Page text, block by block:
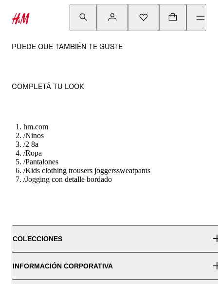
PUEDE QUE TAMBIÉN TE GUSTE
COMPLETÁ TU LOOK
hm.com
/Ninos
/2 8a
/Ropa
/Pantalones
/Kids clothing trousers joggerssweatpants
/Jogging con detalle bordado
COLECCIONES
INFORMACIÓN CORPORATIVA